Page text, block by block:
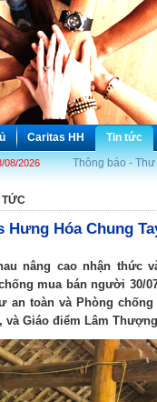
Caritas HH Tin tức
Liên hệ
08/2026 Thông báo -
TỨC
Hưng Hóa Chung
nâng cao nhận thức
mua bán người 30/
an toàn và Phòng
và Giáo điểm Lâm